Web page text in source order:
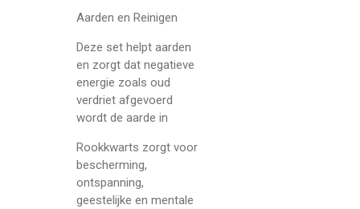
Aarden en Reinigen
Deze set helpt aarden
en zorgt dat negatieve
energie zoals oud
verdriet afgevoerd
wordt de aarde in
Rookkwarts zorgt voor
bescherming,
ontspanning,
geestelijke en mentale